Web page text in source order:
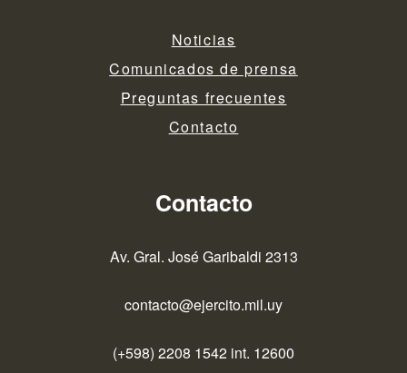
Noticias
Comunicados de prensa
Preguntas frecuentes
Contacto
Contacto
Av. Gral. José Garibaldi 2313
contacto@ejercito.mil.uy
(+598) 2208 1542 int. 12600